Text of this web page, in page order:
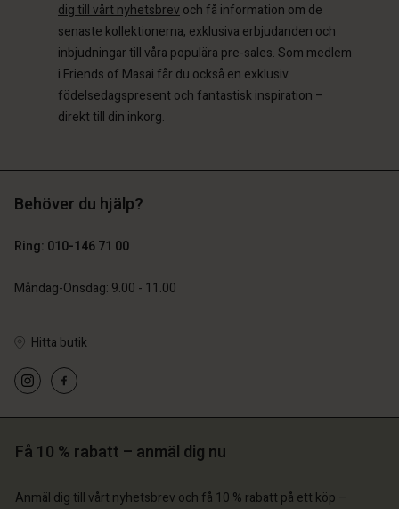
dig till vårt nyhetsbrev och få information om de
senaste kollektionerna, exklusiva erbjudanden och
inbjudningar till våra populära pre-sales. Som medlem
i Friends of Masai får du också en exklusiv
födelsedagspresent och fantastisk inspiration –
direkt till din inkorg.
Behöver du hjälp?
Ring: 010-146 71 00
Måndag-Onsdag: 9.00 - 11.00
Hitta butik
Få 10 % rabatt – anmäl dig nu
Anmäl dig till vårt nyhetsbrev och få 10 % rabatt på ett köp –